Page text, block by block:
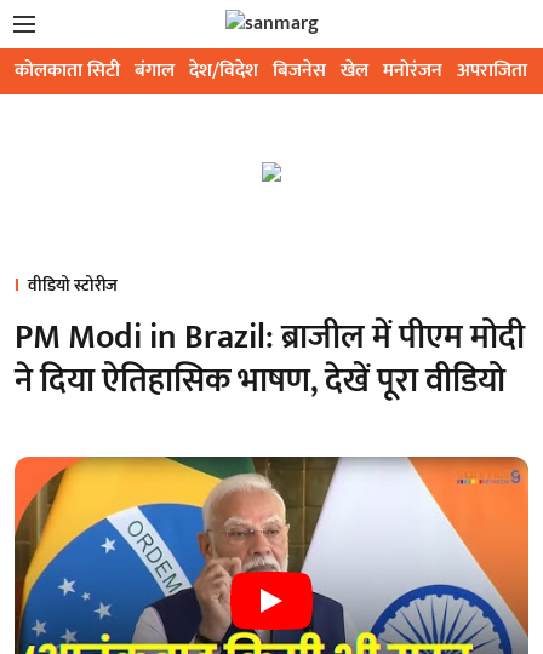
कोलकाता सिटी बंगाल देश/विदेश बिजनेस खेल मनोरंजन अपराजिता
वीडियो स्टोरीज
PM Modi in Brazil: ब्राजील में पीएम मोदी
ने दिया ऐतिहासिक भाषण, देखें पूरा वीडियो